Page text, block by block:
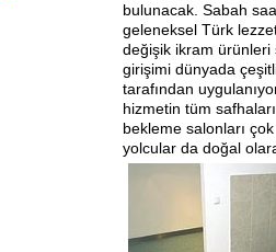
bulunacak. Sabah
geleneksel Türk
değişik ikram
girişimi dünyada
tarafından
hizmetin tüm
bekleme salonları
yolcular da doğal